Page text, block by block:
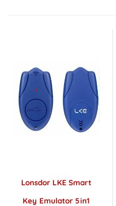
Lonsdor LKE Smart
Key Emulator 5in1